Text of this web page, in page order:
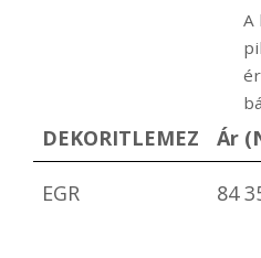
A
DEKORITLEMEZ Ár
EGR 84